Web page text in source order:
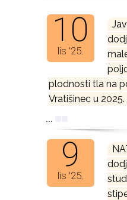
10
lis '25.
plodnosti tla na
Vratišinec u
...
9
lis '25.